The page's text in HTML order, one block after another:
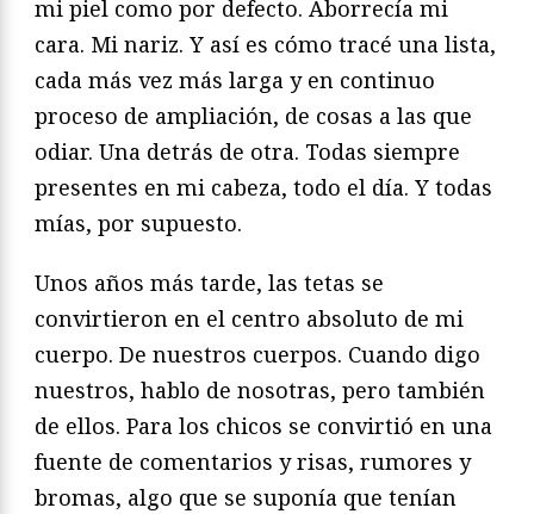
mi piel como por defecto. Aborrecía mi
cara. Mi nariz. Y así es cómo tracé una lista,
cada más vez más larga y en continuo
proceso de ampliación, de cosas a las que
odiar. Una detrás de otra. Todas siempre
presentes en mi cabeza, todo el día. Y todas
mías, por supuesto.
Unos años más tarde, las tetas se
convirtieron en el centro absoluto de mi
cuerpo. De nuestros cuerpos. Cuando digo
nuestros, hablo de nosotras, pero también
de ellos. Para los chicos se convirtió en una
fuente de comentarios y risas, rumores y
bromas, algo que se suponía que tenían